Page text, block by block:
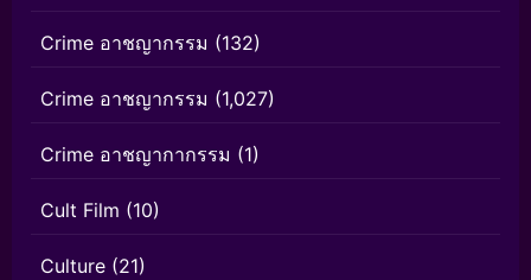
Crime อาชญากรรม (132)
Crime อาชญากรรม (1,027)
Crime อาชญากากรรม (1)
Cult Film (10)
Culture (21)